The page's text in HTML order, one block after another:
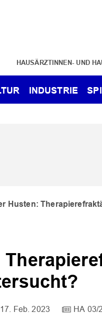
HAUSÄRZTINNEN- UND
INDUSTRIE
Husten:
17. Feb. 2023 HA 03/